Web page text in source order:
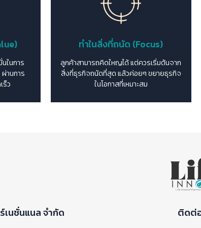
ในการ
านการ
ร็ว
ทำในสิ่งที่ถนัด (Focus)
ลูกค้าสามารถคิดใหญได้ แต่ควรเริ่มต้นจาก
สิ่งที่ธุรกิจถนัดที่สุด แล้วค่อยๆ ขยายธุรกิจ
ในโอกาสที่เหมาะสม
เนชั่นแนล จำกัด ติดต่